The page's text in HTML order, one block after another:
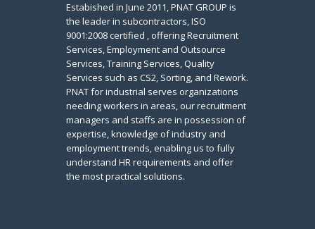
Estabished in June 2011, PNAT GROUP is
the leader in subcontractors, ISO
9001:2008 certified , offering Recruitment
Services, Employment and Outsource
Services, Training Services, Quality
Services such as CS2, Sorting, and Rework.
PNAT for industrial serves organizations
needing workers in areas, our recruitment
managers and staffs are in possession of
expertise, knowledge of industry and
employment trends, enabling us to fully
understand HR requirements and offer
the most practical solutions.